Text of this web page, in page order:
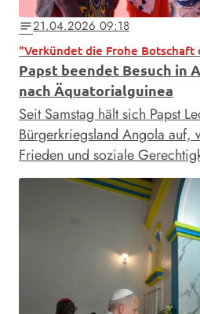
notes21.04.2026 09:18
"Verkündet die Frohe Botschaft
Papst beendet Besuch in
nach Äquatorialguinea
Seit Samstag hält sich Papst
Bürgerkriegsland Angola auf,
Frieden und soziale